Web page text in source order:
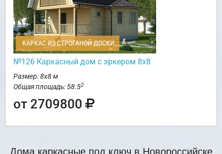
КАРКАС ИЗ СТРОГАНОЙ ДОСКИ
№126 Каркасный дом с эркером 8х8
Размер: 8х8 м
Общая площадь: 58.52
от 2709800
Дома каркасные под ключ в Новороссийске